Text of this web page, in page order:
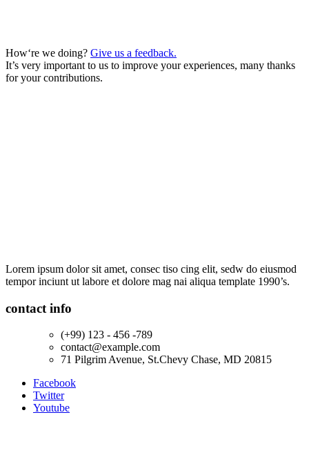
How‘re we doing? Give us a feedback.
It’s very important to us to improve your experiences, many thanks
for your contributions.
Lorem ipsum dolor sit amet, consec tiso cing elit, sedw do eiusmod
tempor inciunt ut labore et dolore mag nai aliqua template 1990’s.
contact info
(+99) 123 - 456 -789
contact@example.com
71 Pilgrim Avenue, St.Chevy Chase, MD 20815
Facebook
Twitter
Youtube